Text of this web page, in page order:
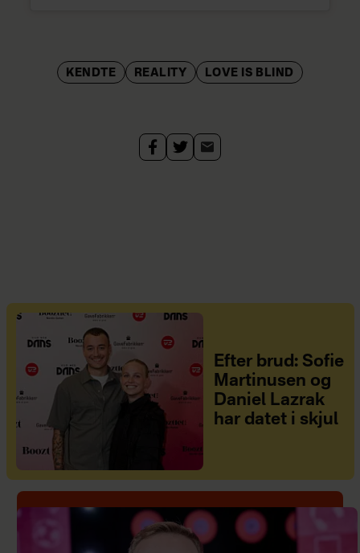
KENDTE REALITY LOVE IS BLIND
Efter brud: Sofie
Martinusen og
Daniel Lazrak
har datet i skjul